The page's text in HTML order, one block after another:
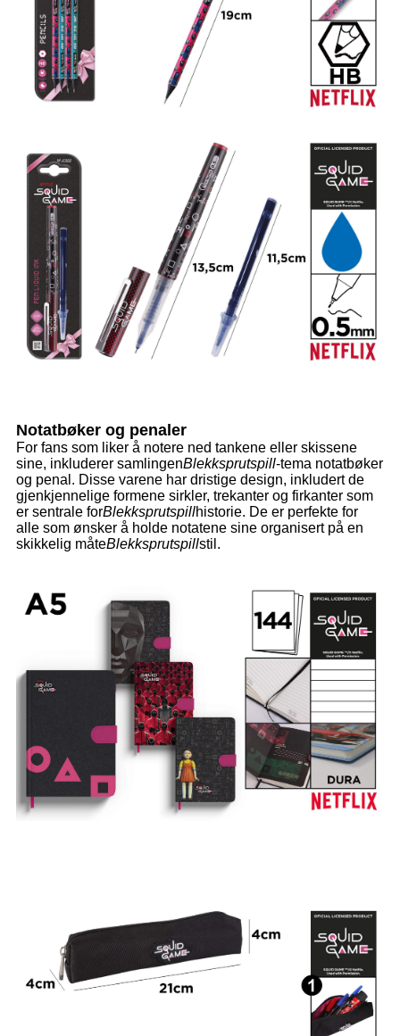
Notatbøker og penaler
For fans som liker å notere ned tankene eller skissene
sine, inkluderer samlingenBlekksprutspill-tema notatbøker
og penal. Disse varene har dristige design, inkludert de
gjenkjennelige formene sirkler, trekanter og firkanter som
er sentrale forBlekksprutspillhistorie. De er perfekte for
alle som ønsker å holde notatene sine organisert på en
skikkelig måteBlekksprutspillstil.